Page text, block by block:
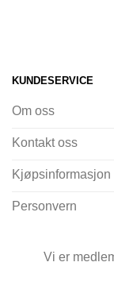
KUNDESERVICE
Om oss
Kontakt oss
Kjøpsinformasjon
Personvern
Vi er